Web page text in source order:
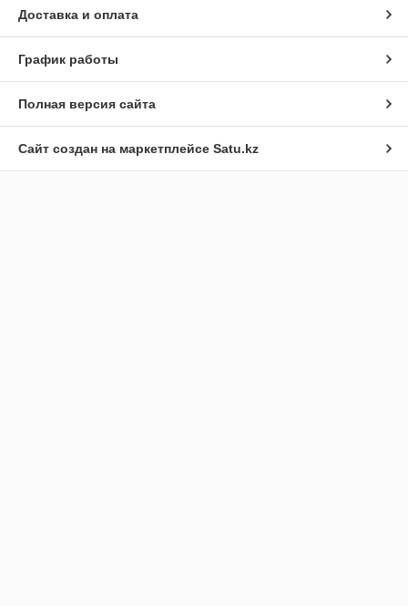
Доставка и оплата
График работы
Полная версия сайта
Сайт создан на маркетплейсе Satu.kz